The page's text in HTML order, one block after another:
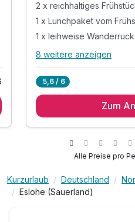
2 x reichhaltiges
1 x Lunchpaket vom
1 x leihweise
Alle Inklusivleistungen
2 x reichhaltiges
inkl. Mineralwasser,
inkl. Schmallenberger
* freie Fahrt mit Bus &
8 weitere anzeigen
5,6 / 6
Zum
Alle Preise pro
Kurzurlaub Deutschland
Eslohe (Sauerland)